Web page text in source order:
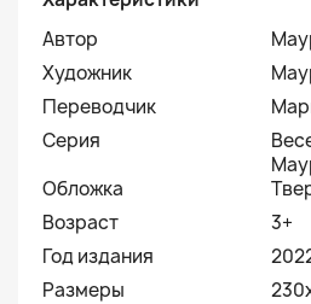
Автор
Художник
Переводчик
Серия
Обложка
Возраст
3+
Год издания
Размеры